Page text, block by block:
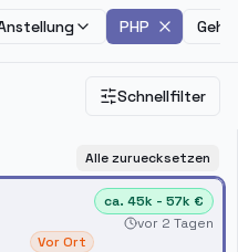
PHP
Schnellfilter
Alle zuruecksetzen
Vor Ort
ca. 45k - 57k €
vor 2 Tagen